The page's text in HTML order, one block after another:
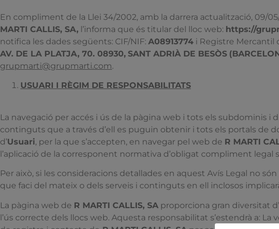
En compliment de la Llei 34/2002, amb la darrera actualització, 09/
MARTI CALLIS, SA, l’informa que és titular del lloc web: https://
notifica les dades següents: CIF/NIF: A08913774 i Registre Mercantil
AV. DE LA PLATJA, 70. 08930, SANT ADRIÀ DE BESÒS
grupmarti@grupmarti.com.
USUARI I RÈGIM DE RESPONSABILITATS
La navegació per accés i ús de la pàgina web i tots els subdominis i
continguts que a través d’ell es puguin obtenir i tots els portals de
d’Usuari, per la que s’accepten, en navegar pel web de R MARTI
l’aplicació de la corresponent normativa d’obligat compliment legal
Per això, si les consideracions detallades en aquest Avís Legal no
que faci del mateix o dels serveis i continguts en ell inclosos
La pàgina web de R MARTI CALLIS, SA proporciona gran diversitat
l’ús correcte dels llocs web. Aquesta responsabilitat s’estendrà a: